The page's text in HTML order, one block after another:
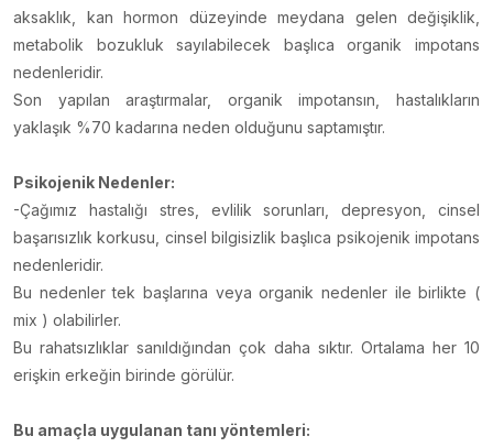
aksaklık, kan hormon düzeyinde meydana gelen değişiklik,
metabolik bozukluk sayılabilecek başlıca organik impotans
nedenleridir.
Son yapılan araştırmalar, organik impotansın, hastalıkların
yaklaşık %70 kadarına neden olduğunu saptamıştır.
Psikojenik Nedenler:
-Çağımız hastalığı stres, evlilik sorunları, depresyon, cinsel
başarısızlık korkusu, cinsel bilgisizlik başlıca psikojenik impotans
nedenleridir.
Bu nedenler tek başlarına veya organik nedenler ile birlikte (
mix ) olabilirler.
Bu rahatsızlıklar sanıldığından çok daha sıktır. Ortalama her 10
erişkin erkeğin birinde görülür.
Bu amaçla uygulanan tanı yöntemleri: